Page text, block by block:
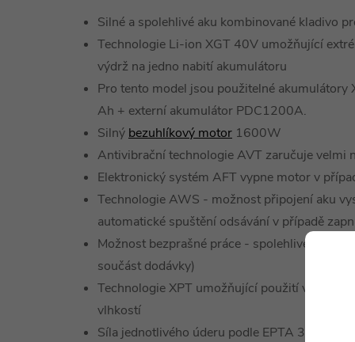
Silné a spolehlivé aku kombinované kladivo
Technologie Li-ion XGT 40V umožňující
výdrž na jedno nabití akumulátoru
Pro tento model jsou použitelné akumulátory
Ah + externí akumulátor PDC1200A.
Silný bezuhlíkový motor 1600W
Antivibrační technologie AVT zaručuje velmi
Elektronický systém AFT vypne motor v
Technologie AWS - možnost připojení aku
automatické spuštění odsávání v případě
Možnost bezprašné práce - spolehlivé
součást dodávky)
Technologie XPT umožňující použití v
vlhkostí
Síla jednotlivého úderu podle EPTA 3,9 J